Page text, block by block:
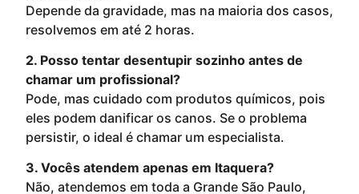
Depende da gravidade, mas na maioria dos casos,
resolvemos em até 2 horas.
2. Posso tentar desentupir sozinho antes de
chamar um profissional?
Pode, mas cuidado com produtos químicos, pois
eles podem danificar os canos. Se o problema
persistir, o ideal é chamar um especialista.
3. Vocês atendem apenas em Itaquera?
Não, atendemos em toda a Grande São Paulo,